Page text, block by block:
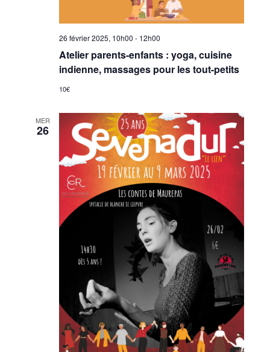
26 février 2025, 10h00 - 12h00
Atelier parents-enfants : yoga, cuisine
indienne, massages pour les tout-petits
10€
MER
26